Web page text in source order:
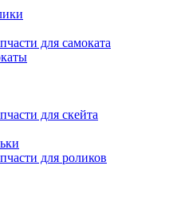
для самоката
для скейта
для роликов